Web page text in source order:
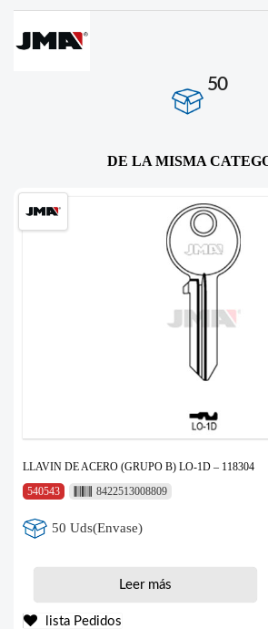
50
DE LA MISMA
LLAVIN DE ACERO (GRUPO B) LO-1D – 118304
540543
8422513008809
50 Uds(Envase)
Leer más
lista Pedidos